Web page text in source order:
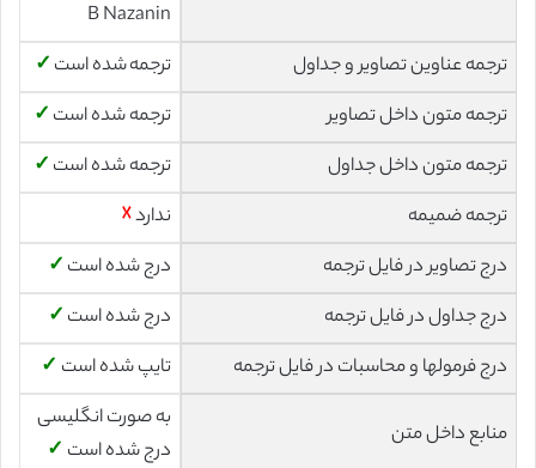
B Nazanin
ترجمه عناوین تصاویر و جداول
ترجمه شده است ✓
ترجمه متون داخل تصاویر
ترجمه شده است ✓
ترجمه متون داخل جداول
ترجمه شده است ✓
ترجمه ضمیمه
ندارد☓
درج تصاویر در فایل ترجمه
درج شده است ✓
درج جداول در فایل ترجمه
درج شده است ✓
درج فرمولها و محاسبات در فایل ترجمه
تایپ شده است ✓
منابع داخل متن
به صورت انگلیسی
درج شده است ✓